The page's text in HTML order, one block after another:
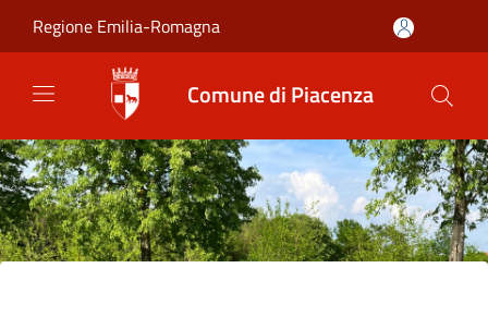
Regione Emilia-Romagna
Comune di Piacenza